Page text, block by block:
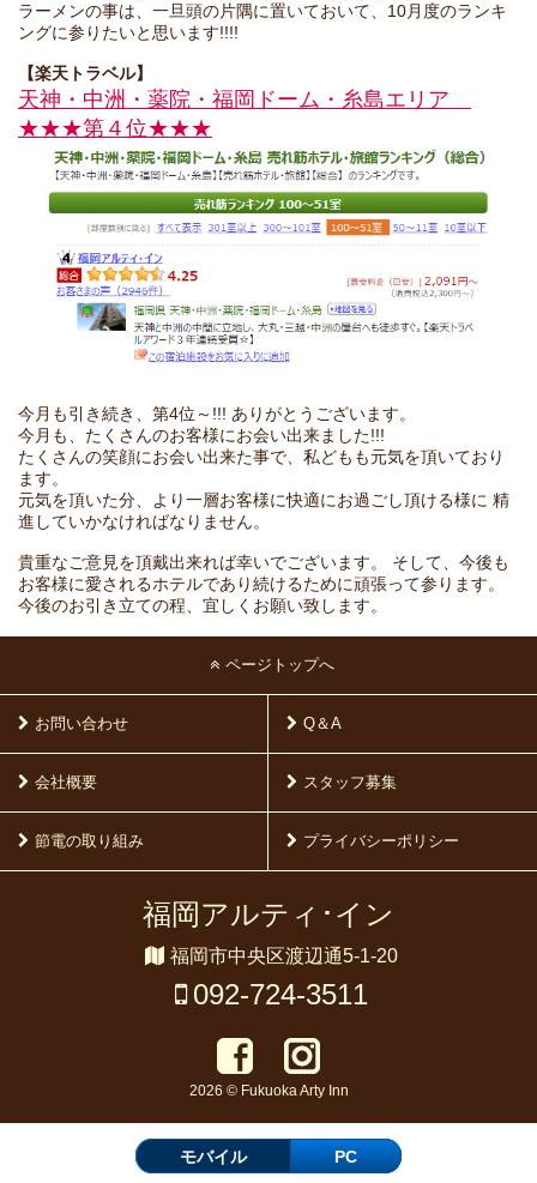
ラーメンの事は、一旦頭の片隅に置いておいて、10月度のランキ
ングに参りたいと思います!!!!
【楽天トラベル】
天神・中洲・薬院・福岡ドーム・糸島エリア
★★★第４位★★★
今月も引き続き、第4位～!!! ありがとうございます。
今月も、たくさんのお客様にお会い出来ました!!!
たくさんの笑顔にお会い出来た事で、私どもも元気を頂いており
ます。
元気を頂いた分、より一層お客様に快適にお過ごし頂ける様に 精
進していかなければなりません。
貴重なご意見を頂戴出来れば幸いでございます。 そして、今後も
お客様に愛されるホテルであり続けるために頑張って参ります。
今後のお引き立ての程、宜しくお願い致します。
ページトップへ
お問い合わせ Q＆A
会社概要 スタッフ募集
節電の取り組み プライバシーポリシー
福岡アルティ･イン
福岡市中央区渡辺通5-1-20
092-724-3511
2026 © Fukuoka Arty Inn
モバイル PC